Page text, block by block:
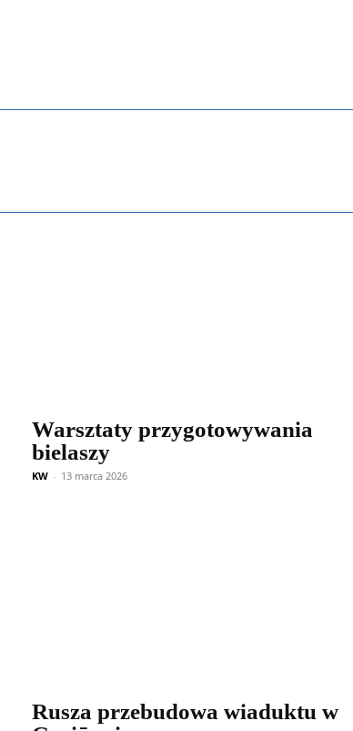
Warsztaty przygotowywania
bielaszy
KW - 13 marca 2026
Rusza przebudowa wiaduktu w